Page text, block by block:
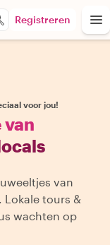
Registreren
voor jou!
van
van
Lokale tours &
wachten op